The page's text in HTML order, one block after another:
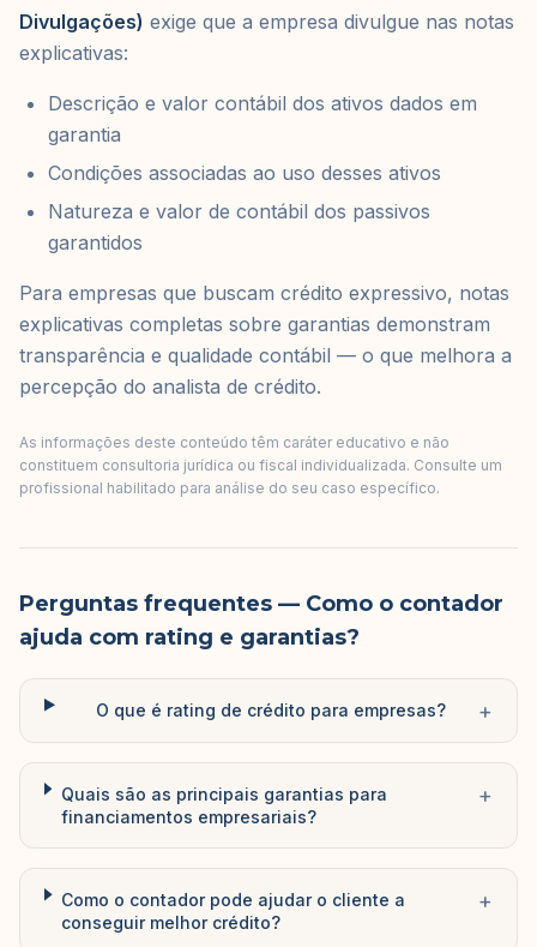
Divulgações) exige que a empresa divulgue nas notas
explicativas:
Descrição e valor contábil dos ativos dados em
garantia
Condições associadas ao uso desses ativos
Natureza e valor de contábil dos passivos
garantidos
Para empresas que buscam crédito expressivo, notas
explicativas completas sobre garantias demonstram
transparência e qualidade contábil — o que melhora a
percepção do analista de crédito.
As informações deste conteúdo têm caráter educativo e não
constituem consultoria jurídica ou fiscal individualizada. Consulte um
profissional habilitado para análise do seu caso específico.
Perguntas frequentes — Como o contador
ajuda com rating e garantias?
O que é rating de crédito para empresas? +
Quais são as principais garantias para
financiamentos empresariais?
+
Como o contador pode ajudar o cliente a
conseguir melhor crédito?
+